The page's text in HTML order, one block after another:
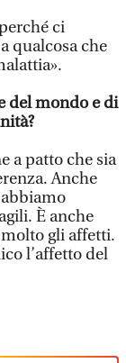
ci
qualcosa che
del mondo e di
a patto che sia
Anche
È anche
gli affetti.
l’affetto del